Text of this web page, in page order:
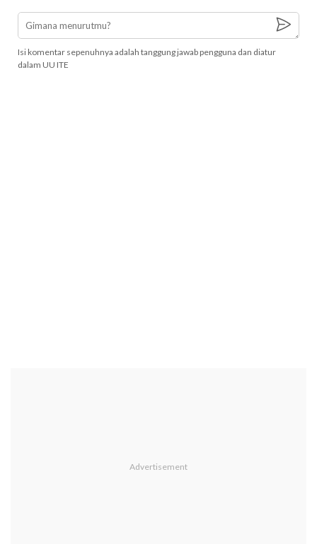
Isi komentar sepenuhnya adalah tanggung jawab pengguna dan diatur
dalam UU ITE